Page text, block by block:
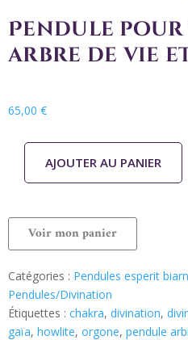
Pendule pour
arbre de vie
65,00 €
AJOUTER AU PANIER
Voir mon panier
Catégories : Pendules esperit
Pendules/Divination
Étiquettes : chakra, divination,
gaïa, howlite, orgone, pendule